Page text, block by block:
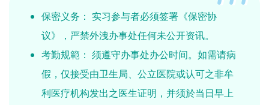
保密义务： 实习参与者必须签署《保密协
议》，严禁外洩办事处任何未公开资讯。
考勤规範： 须遵守办事处办公时间。如需请病
假，仅接受由卫生局、公立医院或认可之非牟
利医疗机构发出之医生证明，并须於当日早上